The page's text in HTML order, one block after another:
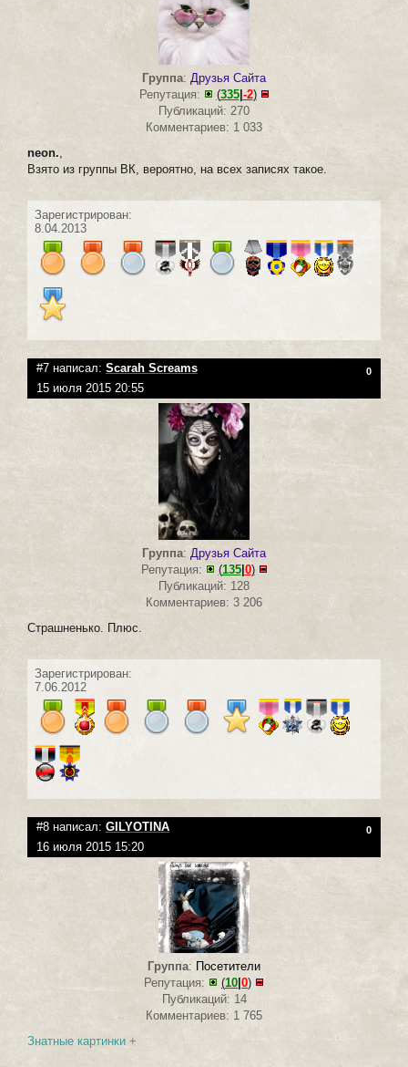
Группа: Друзья Сайта
Репутация:
(335| -2)
Публикаций: 270
Комментариев: 1 033
neon.
Взято из группы ВК, вероятно, на всех записях такое.
Зарегистрирован:
8.04.2013
#7 написал: Scarah Screams 0
15 июля 2015 20:55
Группа: Друзья Сайта
Репутация:
(135| 0)
Публикаций: 128
Комментариев: 3 206
Страшненько. Плюс.
Зарегистрирован:
7.06.2012
#8 написал: GILYOTINA 0
16 июля 2015 15:20
Группа: Посетители
Репутация:
(10 0)
Публикаций: 14
Комментариев: 1 765
Знатные картинки +